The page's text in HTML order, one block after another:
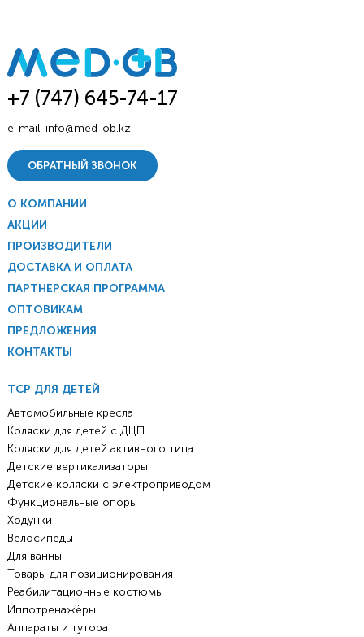
+7 (747) 645-74-17
e-mail: info@med-ob.kz
ОБРАТНЫЙ ЗВОНОК
О КОМПАНИИ
АКЦИИ
ПРОИЗВОДИТЕЛИ
ДОСТАВКА И ОПЛАТА
ПАРТНЕРСКАЯ ПРОГРАММА
ОПТОВИКАМ
ПРЕДЛОЖЕНИЯ
КОНТАКТЫ
ТСР ДЛЯ ДЕТЕЙ
Автомобильные кресла
Коляски для детей с ДЦП
Коляски для детей активного типа
Детские вертикализаторы
Детские коляски с электроприводом
Функциональные опоры
Ходунки
Велосипеды
Для ванны
Товары для позиционирования
Реабилитационные костюмы
Иппотренажёры
Аппараты и тутора